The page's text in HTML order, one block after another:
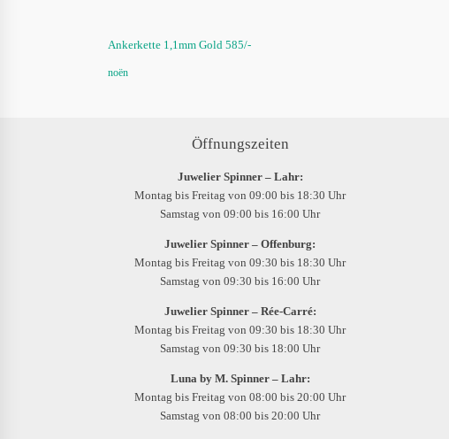
Ankerkette 1,1mm Gold 585/-
noën
Öffnungszeiten
Juwelier Spinner – Lahr:
Montag bis Freitag von 09:00 bis 18:30 Uhr
Samstag von 09:00 bis 16:00 Uhr
Juwelier Spinner – Offenburg:
Montag bis Freitag von 09:30 bis 18:30 Uhr
Samstag von 09:30 bis 16:00 Uhr
Juwelier Spinner – Rée-Carré:
Montag bis Freitag von 09:30 bis 18:30 Uhr
Samstag von 09:30 bis 18:00 Uhr
Luna by M. Spinner – Lahr:
Montag bis Freitag von 08:00 bis 20:00 Uhr
Samstag von 08:00 bis 20:00 Uhr